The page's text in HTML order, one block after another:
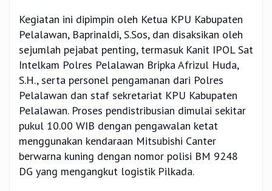
Kegiatan ini dipimpin oleh Ketua KPU Kabupaten
Pelalawan, Baprinaldi, S.Sos, dan disaksikan oleh
sejumlah pejabat penting, termasuk Kanit IPOL Sat
Intelkam Polres Pelalawan Bripka Afrizul Huda,
S.H., serta personel pengamanan dari Polres
Pelalawan dan staf sekretariat KPU Kabupaten
Pelalawan. Proses pendistribusian dimulai sekitar
pukul 10.00 WIB dengan pengawalan ketat
menggunakan kendaraan Mitsubishi Canter
berwarna kuning dengan nomor polisi BM 9248
DG yang mengangkut logistik Pilkada.